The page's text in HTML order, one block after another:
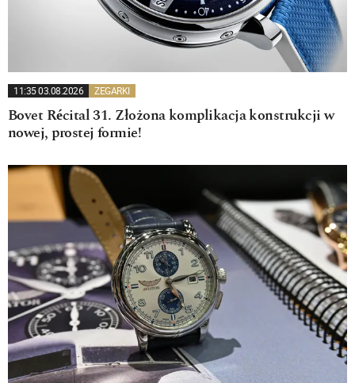
11:35 03.08.2026 ZEGARKI
Bovet Récital 31. Złożona komplikacja konstrukcji w
nowej, prostej formie!